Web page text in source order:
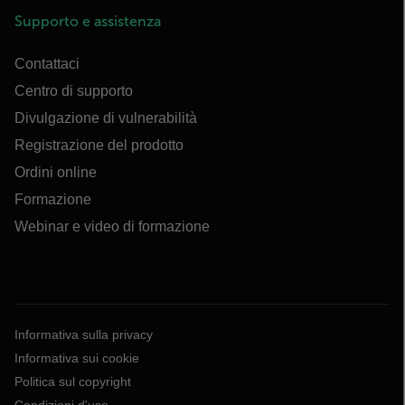
Supporto e assistenza
Contattaci
Centro di supporto
Divulgazione di vulnerabilità
Registrazione del prodotto
Ordini online
Formazione
Webinar e video di formazione
Informativa sulla privacy
Informativa sui cookie
Politica sul copyright